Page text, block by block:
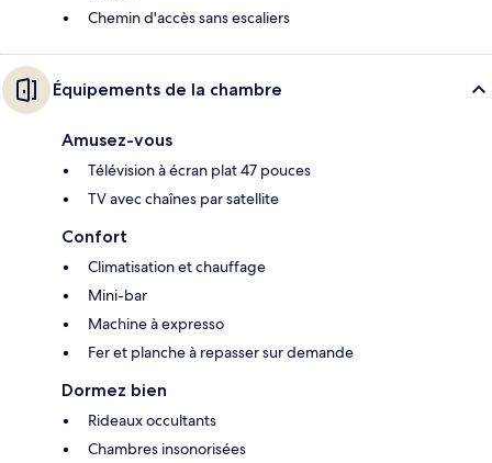
Chemin d'accès sans escaliers
Équipements de la chambre
Amusez-vous
Télévision à écran plat 47 pouces
TV avec chaînes par satellite
Confort
Climatisation et chauffage
Mini-bar
Machine à expresso
Fer et planche à repasser sur demande
Dormez bien
Rideaux occultants
Chambres insonorisées